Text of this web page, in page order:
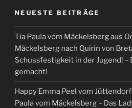
NEUESTE BEITRÄGE
Tia Paula vom Mäckelsberg aus
Mäckelsberg nach Quirin von
Schussfestigkeit in der Jugend! –
gemacht!
Happy Emma Peel vom
Paula vom Mäckelsberg – Das